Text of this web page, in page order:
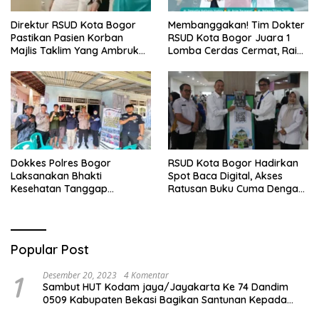
Direktur RSUD Kota Bogor
Pastikan Pasien Korban
Majlis Taklim Yang Ambruk
Perawatan Maksimal
Membanggakan! Tim Dokter
RSUD Kota Bogor Juara 1
Lomba Cerdas Cermat, Raih
Se-Bogor
Dokkes Polres Bogor
Laksanakan Bhakti
Kesehatan Tanggap
RSUD Kota Bogor Hadirkan
Spot Baca Digital, Akses
Ratusan Buku Cuma Dengan
Popular Post
1 Desember 20, 2023 4 Komentar
Sambut HUT Kodam jaya/Jayakarta Ke 74 Dandim
0509 Kabupaten Bekasi Bagikan Santunan Kepada